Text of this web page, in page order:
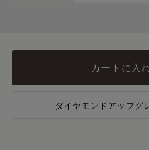
カートに入
ダイヤモンドアップグ